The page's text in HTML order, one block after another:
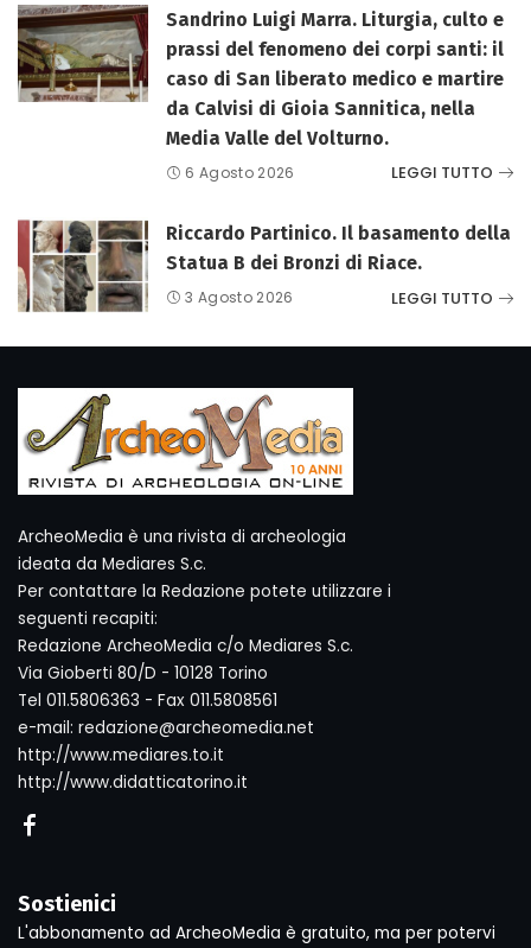
Sandrino Luigi Marra. Liturgia, culto e
prassi del fenomeno dei corpi santi: il
caso di San liberato medico e martire
da Calvisi di Gioia Sannitica, nella
Media Valle del Volturno.
6 Agosto 2026 LEGGI TUTTO
Riccardo Partinico. Il basamento della
Statua B dei Bronzi di Riace.
3 Agosto 2026 LEGGI TUTTO
ArcheoMedia è una rivista di archeologia
ideata da Mediares S.c.
Per contattare la Redazione potete utilizzare i
seguenti recapiti:
Redazione ArcheoMedia c/o Mediares S.c.
Via Gioberti 80/D - 10128 Torino
Tel 011.5806363 - Fax 011.5808561
e-mail: redazione@archeomedia.net
http://www.mediares.to.it
http://www.didatticatorino.it
Sostienici
L'abbonamento ad ArcheoMedia è gratuito, ma per potervi